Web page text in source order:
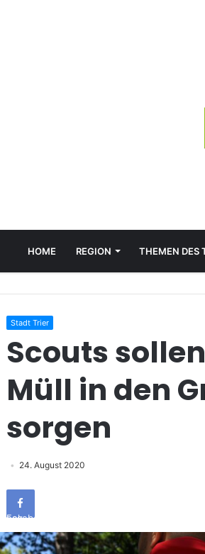
HOME REGION THEMEN DES
Stadt Trier
Scouts
Müll in den
sorgen
24. August 2020
Facebook